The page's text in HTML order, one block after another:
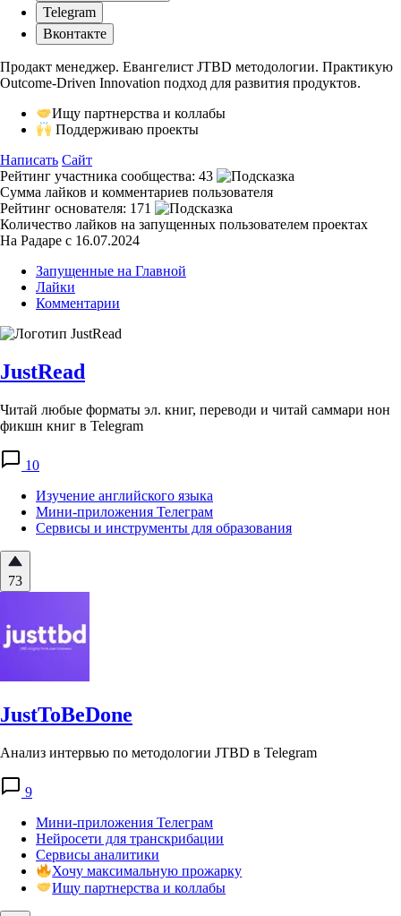
Telegram
Вконтакте
Продакт менеджер. Евангелист JTBD методологии. Практикую
Outcome-Driven Innovation подход для развития продуктов.
Ищу партнерства и коллабы
Поддерживаю проекты
Написать Сайт
Рейтинг участника сообщества: 43
Сумма лайков и комментариев пользователя
Рейтинг основателя: 171
Количество лайков на запущенных пользователем проектах
На Радаре с 16.07.2024
Запущенные на Главной
Лайки
Комментарии
JustRead
Читай любые форматы эл. книг, переводи и читай саммари нон
фикшн книг в Telegram
10
Изучение английского языка
Мини-приложения Телеграм
Сервисы и инструменты для образования
73
JustToBeDone
Анализ интервью по методологии JTBD в Telegram
9
Мини-приложения Телеграм
Нейросети для транскрибации
Сервисы аналитики
Хочу максимальную прожарку
Ищу партнерства и коллабы